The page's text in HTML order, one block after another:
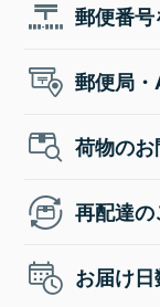
郵便番
郵便局
荷物の
再配達
お届け